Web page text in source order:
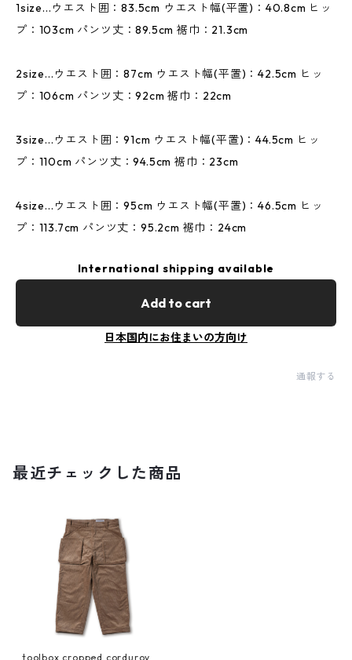
1size...ウエスト囲：83.5cm ウエスト幅(平置)：40.8cm ヒッ
プ：103cm パンツ丈：89.5cm 裾巾：21.3cm
2size...ウエスト囲：87cm ウエスト幅(平置)：42.5cm ヒッ
プ：106cm パンツ丈：92cm 裾巾：22cm
3size...ウエスト囲：91cm ウエスト幅(平置)：44.5cm ヒッ
プ：110cm パンツ丈：94.5cm 裾巾：23cm
4size...ウエスト囲：95cm ウエスト幅(平置)：46.5cm ヒッ
プ：113.7cm パンツ丈：95.2cm 裾巾：24cm
International shipping available
Add to cart
日本国内にお住まいの方向け
通報する
最近チェックした商品
toolbox cropped corduroy